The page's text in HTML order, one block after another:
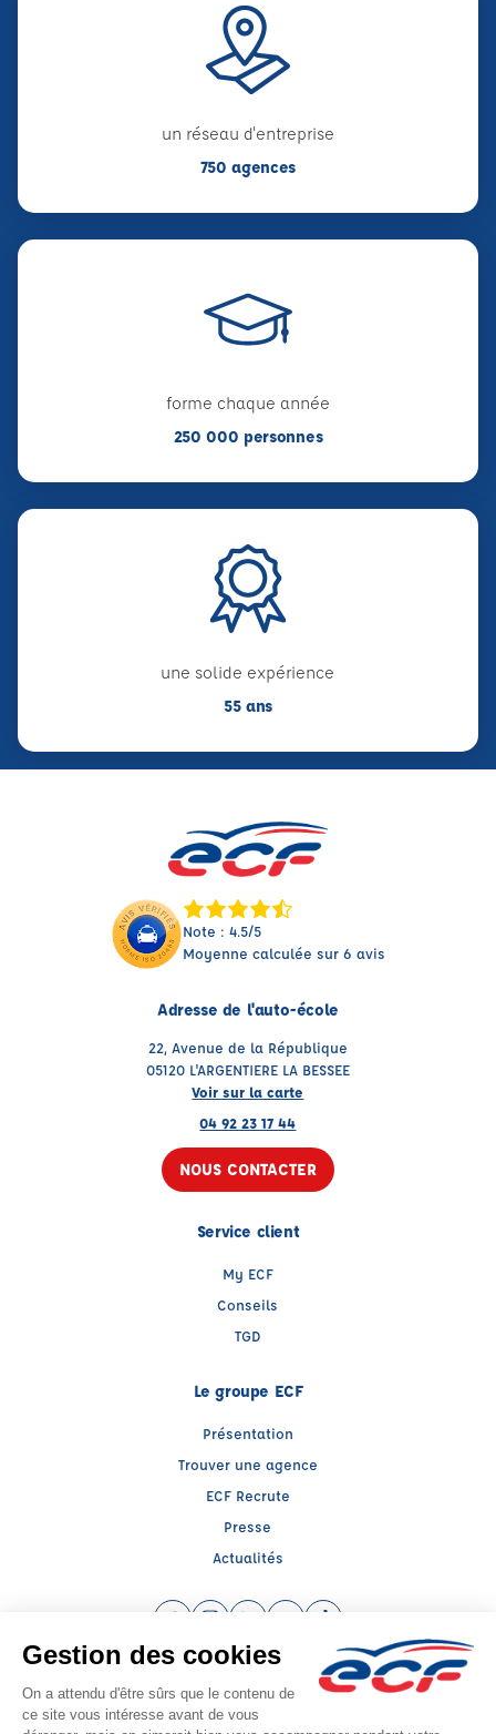
un réseau d'entreprise
750 agences
forme chaque année
250 000 personnes
une solide expérience
55 ans
Note : 4.5/5
Moyenne calculée sur 6 avis
Adresse de l'auto-école
22, Avenue de la République
05120 L'ARGENTIERE LA BESSEE
Voir sur la carte
04 92 23 17 44
NOUS CONTACTER
Service client
My ECF
Conseils
TGD
Le groupe ECF
Présentation
Trouver une agence
ECF Recrute
Presse
Actualités
Instagram (nouvelle fenêtre)
LinkedIn (nouvelle fenêtre)
YouTube (nouvelle fenêtre)
TikTok (nouvelle
Raison sociale : ECF BOURLIER - Capital social: 5000€
SIREN: 815408950 - Numéro de TVA intracommunautaire: FR 61 815408950
Agrément n°E1600500020